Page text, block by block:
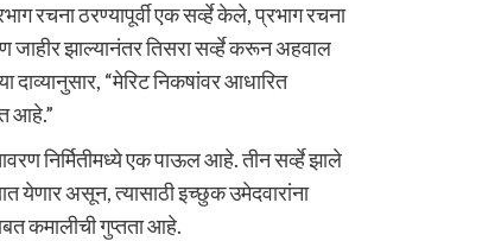
रचना ठरण्यापूर्वी एक सर्व्हे केले, प्रभाग रचना
जाहीर झाल्यानंतर तिसरा सर्व्हे करून अहवाल
दाव्यानुसार, “मेरिट निकषांवर आधारित
आहे.”
निर्मितीमध्ये एक पाऊल आहे. तीन सर्व्हे झाले
येणार असून, त्यासाठी इच्छुक उमेदवारांना
कमालीची गुप्तता आहे.